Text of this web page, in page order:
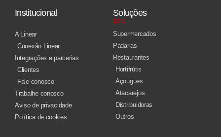
Institucional
A Linear
Conexão Linear
Integrações e parcerias
Clientes
Fale conosco
Trabalhe conosco
Aviso de privacidade
Política de cookies
Soluções
para
Supermercados
Padarias
Restaurantes
Hortifrútis
Açougues
Atacarejos
Distribuidoras
Outros